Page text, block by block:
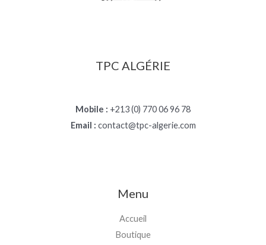
TPC ALGÉRIE
Mobile : +213 (0) 770 06 96 78
Email : contact@tpc-algerie.com
Menu
Accueil
Boutique